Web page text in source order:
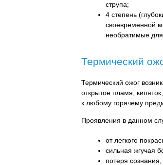
струпа;
4 степень
своевременной
необратимые для
Термический
Термический ожог
открытое пламя,
к любому горячему
Проявления в данном
от легкого
сильная жгучая
потеря